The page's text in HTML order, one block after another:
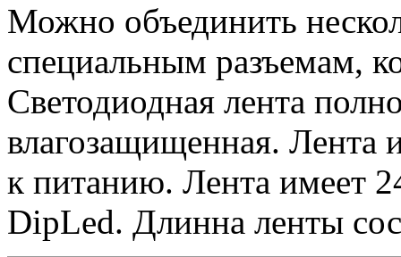
Можно объединить
специальным разъемам,
Светодиодная лента
влагозащищенная. Лента
к питанию. Лента имеет
DipLed. Длинна ленты